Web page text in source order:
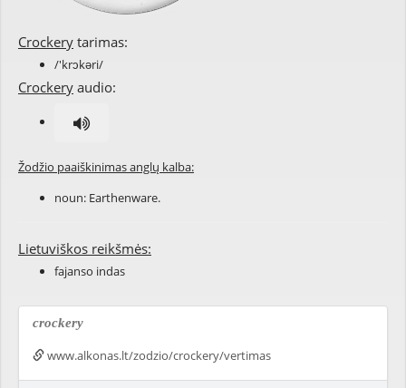
Crockery tarimas:
/'krɔkəri/
Crockery audio:
Žodžio paaiškinimas anglų kalba:
noun: Earthenware.
Lietuviškos reikšmės:
fajanso indas
crockery
www.alkonas.lt/zodzio/crockery/vertimas